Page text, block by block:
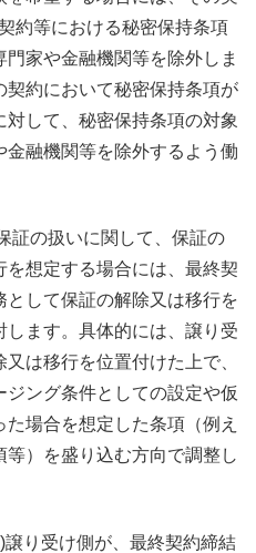
約等における秘密保持条項
家や金融機関等を除外しま
約において秘密保持条項が
して、秘密保持条項の対象
融機関等を除外するよう働
証の扱いに関して、保証の
想定する場合には、最終契
して保証の解除又は移行を
ます。具体的には、譲り受
は移行を位置付けた上で、
ング条件としての設定や仮
場合を想定した条項（例え
）を盛り込む方向で調整し
り受け側が、最終契約締結